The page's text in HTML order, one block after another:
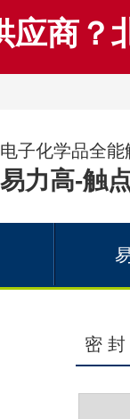
应商？
电子化学品全
易力高-触
密 封